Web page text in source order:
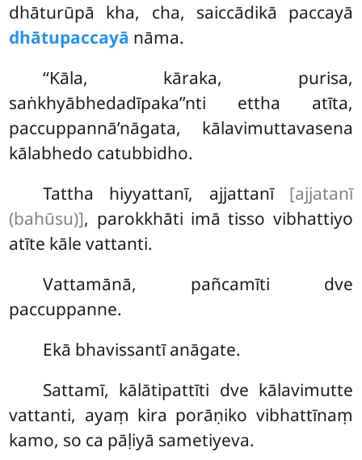
dhāturūpā kha, cha, saiccādikā paccayā
dhātupaccayā nāma.
‘‘Kāla, kāraka, purisa,
saṅkhyābhedadīpaka’’nti ettha atīta,
paccuppannā’nāgata, kālavimuttavasena
kālabhedo catubbidho.
Tattha hiyyattanī, ajjattanī [ajjatanī
(bahūsu)], parokkhāti imā tisso vibhattiyo
atīte kāle vattanti.
Vattamānā, pañcamīti dve
paccuppanne.
Ekā bhavissantī anāgate.
Sattamī, kālātipattīti dve kālavimutte
vattanti, ayaṃ kira porāṇiko vibhattīnaṃ
kamo, so ca pāḷiyā sametiyeva.